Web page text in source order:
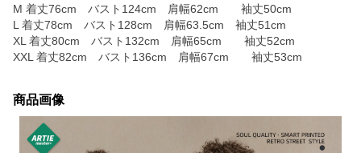
M 着丈76cm バスト124cm 肩幅62cm 袖丈50cm
L 着丈78cm バスト128cm 肩幅63.5cm 袖丈51cm
XL 着丈80cm バスト132cm 肩幅65cm 袖丈52cm
XXL 着丈82cm バスト136cm 肩幅67cm 袖丈53cm
商品画像